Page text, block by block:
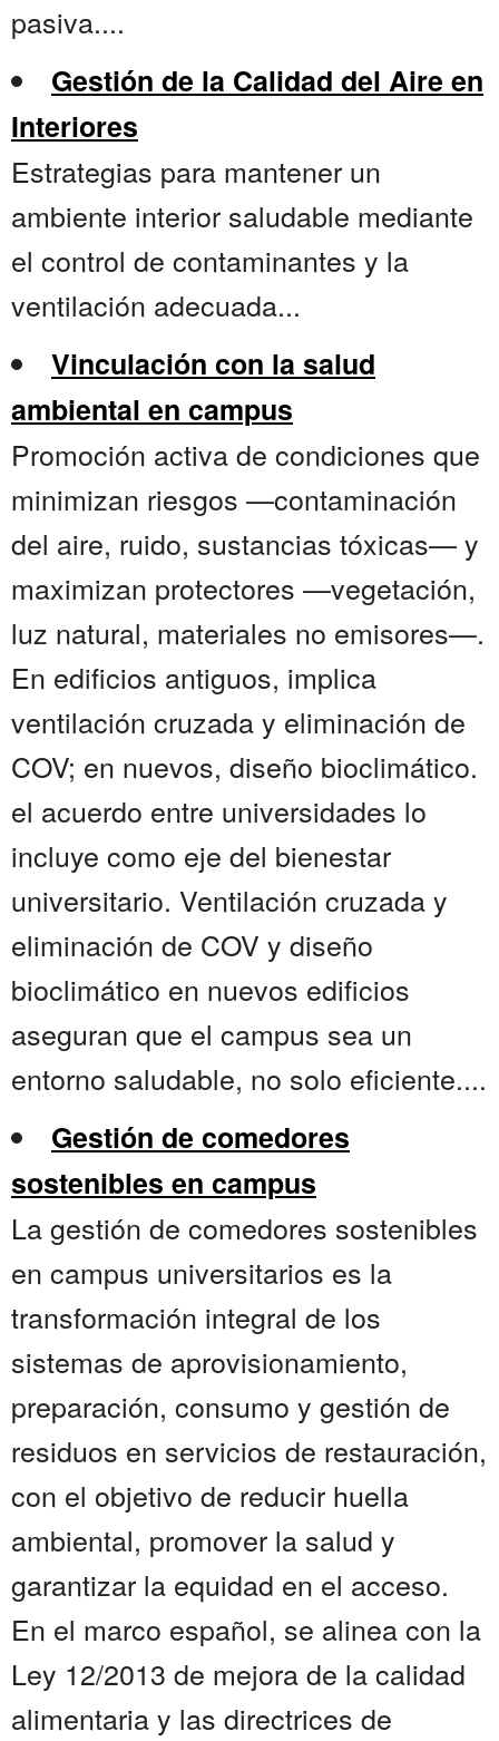
pasiva....
Gestión de la Calidad del Aire en
Interiores
Estrategias para mantener un
ambiente interior saludable mediante
el control de contaminantes y la
ventilación adecuada...
Vinculación con la salud
ambiental en campus
Promoción activa de condiciones que
minimizan riesgos —contaminación
del aire, ruido, sustancias tóxicas— y
maximizan protectores —vegetación,
luz natural, materiales no emisores—.
En edificios antiguos, implica
ventilación cruzada y eliminación de
COV; en nuevos, diseño bioclimático.
el acuerdo entre universidades lo
incluye como eje del bienestar
universitario. Ventilación cruzada y
eliminación de COV y diseño
bioclimático en nuevos edificios
aseguran que el campus sea un
entorno saludable, no solo eficiente....
Gestión de comedores
sostenibles en campus
La gestión de comedores sostenibles
en campus universitarios es la
transformación integral de los
sistemas de aprovisionamiento,
preparación, consumo y gestión de
residuos en servicios de restauración,
con el objetivo de reducir huella
ambiental, promover la salud y
garantizar la equidad en el acceso.
En el marco español, se alinea con la
Ley 12/2013 de mejora de la calidad
alimentaria y las directrices de